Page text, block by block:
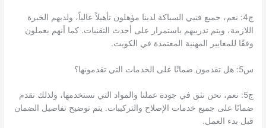
ج4: نعم، جميع فنيي السباكة لدينا مؤهلون تأهيلاً عالياً، ولديهم الخبرة
اللازمة، ويتم تدريبهم باستمرار على أحدث التقنيات. كما أنهم يعملون
وفقًا للمعايير المهنية المعتمدة في الكويت.
س5: هل تقدمون ضمانًا على الخدمات التي تقدمونها؟
ج5: نعم، نحن نثق في جودة عملنا والمواد التي نستخدمها، ولذلك نقدم
ضمانًا على جميع خدمات الإصلاح والتركيبات. يتم توضيح تفاصيل الضمان
قبل بدء العمل.